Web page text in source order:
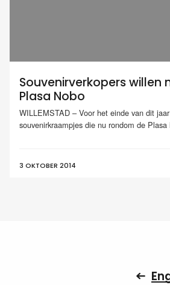
Souvenirverkopers willen
Plasa Nobo
WILLEMSTAD – Voor het einde van dit
souvenirkraampjes die nu rondom de
3 OKTOBER 2014